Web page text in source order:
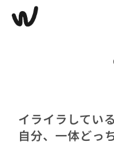
イライラしてい
自分、一体どっ